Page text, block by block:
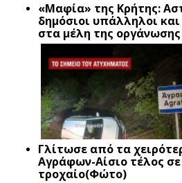
«Μαφία» της Κρήτης:
δημόσιοι υπάλληλοι
στα μέλη της οργάνωσης
Γλίτωσε από τα
Αγράφων-Αίσιο τέλος
τροχαίο(Φώτο)